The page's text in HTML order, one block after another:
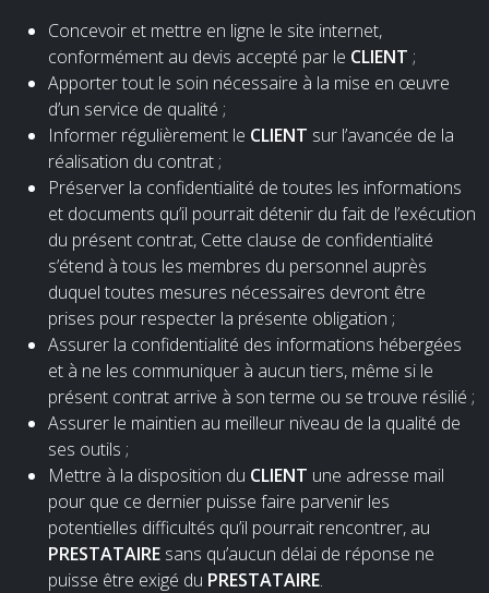
Concevoir et mettre en ligne le site internet,
conformément au devis accepté par le CLIENT ;
Apporter tout le soin nécessaire à la mise en œuvre
d’un service de qualité ;
Informer régulièrement le CLIENT sur l’avancée de la
réalisation du contrat ;
Préserver la confidentialité de toutes les informations
et documents qu’il pourrait détenir du fait de l’exécution
du présent contrat, Cette clause de confidentialité
s’étend à tous les membres du personnel auprès
duquel toutes mesures nécessaires devront être
prises pour respecter la présente obligation ;
Assurer la confidentialité des informations hébergées
et à ne les communiquer à aucun tiers, même si le
présent contrat arrive à son terme ou se trouve résilié ;
Assurer le maintien au meilleur niveau de la qualité de
ses outils ;
Mettre à la disposition du CLIENT une adresse mail
pour que ce dernier puisse faire parvenir les
potentielles difficultés qu’il pourrait rencontrer, au
PRESTATAIRE sans qu’aucun délai de réponse ne
puisse être exigé du PRESTATAIRE.